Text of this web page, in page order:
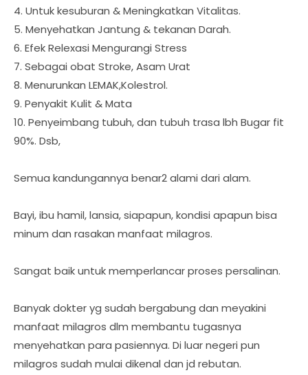
4. Untuk kesuburan & Meningkatkan Vitalitas.
5. Menyehatkan Jantung & tekanan Darah.
6. Efek Relexasi Mengurangi Stress
7. Sebagai obat Stroke, Asam Urat
8. Menurunkan LEMAK,Kolestrol.
9. Penyakit Kulit & Mata
10. Penyeimbang tubuh, dan tubuh trasa lbh Bugar fit
90%. Dsb,
Semua kandungannya benar2 alami dari alam.
Bayi, ibu hamil, lansia, siapapun, kondisi apapun bisa
minum dan rasakan manfaat milagros.
Sangat baik untuk memperlancar proses persalinan.
Banyak dokter yg sudah bergabung dan meyakini
manfaat milagros dlm membantu tugasnya
menyehatkan para pasiennya. Di luar negeri pun
milagros sudah mulai dikenal dan jd rebutan.